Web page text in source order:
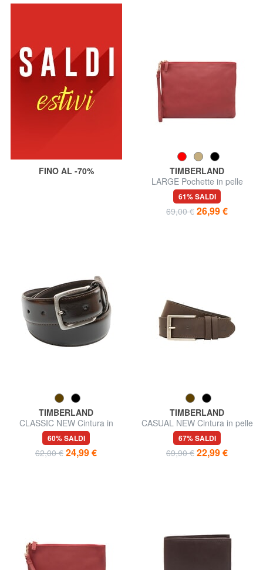
FINO AL -70%
TIMBERLAND
LARGE Pochette in pelle
grande con polsierina
61% SALDI
69,00 € 26,99 €
TIMBERLAND
CLASSIC NEW Cintura in
pelle
60% SALDI
62,00 € 24,99 €
TIMBERLAND
CASUAL NEW Cintura in pelle
67% SALDI
69,90 € 22,99 €